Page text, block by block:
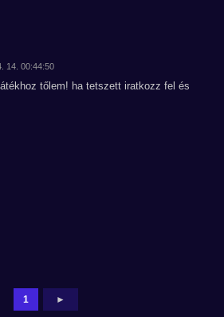
14. 00:44:50
tőlem! ha tetszett iratkozz fel és
1 ►